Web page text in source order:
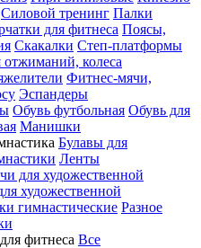
Силовой тренинг Палки
для фитнеса Поясы,
Скакалки Степ-платформы
колеса
Фитнес-мячи,
Эспандеры
Обувь футбольная Обувь для
Манишки
Булавы для
Ленты
для художественной
художественной
гимнастические Разное
фитнеса Все